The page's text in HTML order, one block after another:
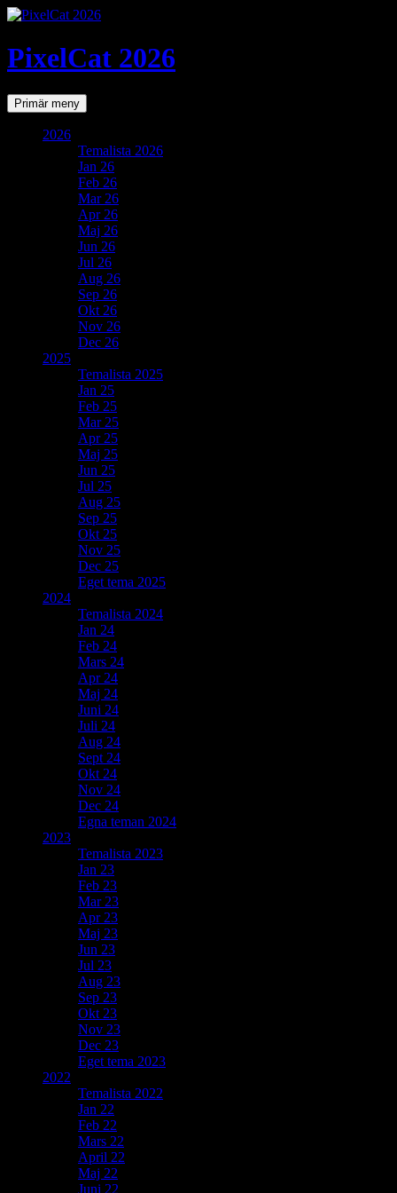
PixelCat 2026
SökPrimär meny Gå
till
2026
Temalista 2026
Jan 26
Feb 26
Mar 26
Apr 26
Maj 26
Jun 26
Jul 26
Aug 26
Sep 26
Okt 26
Nov 26
Dec 26
2025
Temalista 2025
Jan 25
Feb 25
Mar 25
Apr 25
Maj 25
Jun 25
Jul 25
Aug 25
Sep 25
Okt 25
Nov 25
Dec 25
Eget tema 2025
2024
Temalista 2024
Jan 24
Feb 24
Mars 24
Apr 24
Maj 24
Juni 24
Juli 24
Aug 24
Sept 24
Okt 24
Nov 24
Dec 24
Egna teman 2024
2023
Temalista 2023
Jan 23
Feb 23
Mar 23
Apr 23
Maj 23
Jun 23
Jul 23
Aug 23
Sep 23
Okt 23
Nov 23
Dec 23
Eget tema 2023
2022
Temalista 2022
Jan 22
Feb 22
Mars 22
April 22
Maj 22
Juni 22